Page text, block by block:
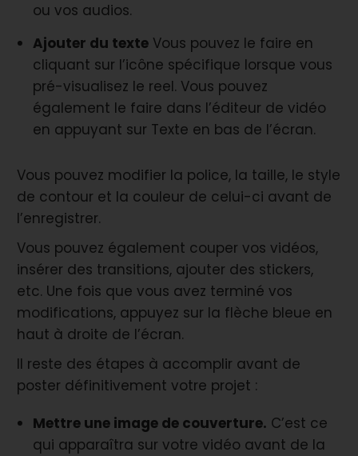
ou vos audios.
Ajouter du texte Vous pouvez le faire en
cliquant sur l’icône spécifique lorsque vous
pré-visualisez le reel. Vous pouvez
également le faire dans l’éditeur de vidéo
en appuyant sur Texte en bas de l’écran.
Vous pouvez modifier la police, la taille, le style
de contour et la couleur de celui-ci avant de
l’enregistrer.
Vous pouvez également couper vos vidéos,
insérer des transitions, ajouter des stickers,
etc. Une fois que vous avez terminé vos
modifications, appuyez sur la flèche bleue en
haut à droite de l’écran.
Il reste des étapes à accomplir avant de
poster définitivement votre projet :
Mettre une image de couverture. C’est ce
qui apparaîtra sur votre vidéo avant de la